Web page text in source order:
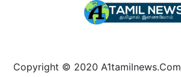
Copyright © 2020 A1tamilnews.Com